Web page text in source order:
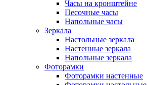
Часы на кронштейне
Песочные часы
Напольные часы
Зеркала
Настольные зеркала
Настенные зеркала
Напольные зеркала
Фоторамки
Фоторамки настенные